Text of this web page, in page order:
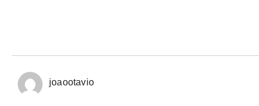
joaootavio